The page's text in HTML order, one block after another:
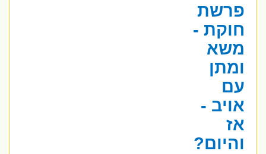
פרשת
חוקת -
משא
ומתן
עם
אויב -
אז
והיום?